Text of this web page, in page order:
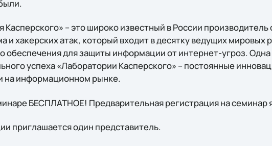
Касперского» – это широко известный в России
и хакерских атак, который входит в десятку ведущих мировых
обеспечения для защиты информации от интернет-угроз. Одна
успеха «Лаборатории Касперского» – постоянные
на информационном рынке.
БЕСПЛАТНОЕ! Предварительная регистрация на семинар
приглашается один представитель.